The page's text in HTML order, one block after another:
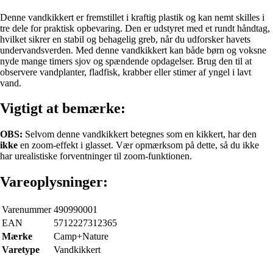
Denne vandkikkert er fremstillet i kraftig plastik og kan nemt skilles i
tre dele for praktisk opbevaring. Den er udstyret med et rundt håndtag,
hvilket sikrer en stabil og behagelig greb, når du udforsker havets
undervandsverden. Med denne vandkikkert kan både børn og voksne
nyde mange timers sjov og spændende opdagelser. Brug den til at
observere vandplanter, fladfisk, krabber eller stimer af yngel i lavt
vand.
Vigtigt at bemærke:
OBS: Selvom denne vandkikkert betegnes som en kikkert, har den
ikke en zoom-effekt i glasset. Vær opmærksom på dette, så du ikke
har urealistiske forventninger til zoom-funktionen.
Vareoplysninger:
Varenummer 490990001
EAN
5712227312365
Mærke
Camp+Nature
Varetype
Vandkikkert